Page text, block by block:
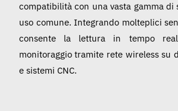
compatibilità con una vasta gamma di
uso comune. Integrando molteplici
consente la lettura in tempo
monitoraggio tramite rete wireless su
e sistemi CNC.